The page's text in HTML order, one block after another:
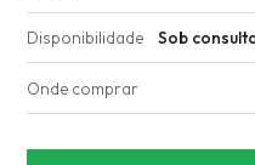
Disponibilidade Sob
Onde comprar